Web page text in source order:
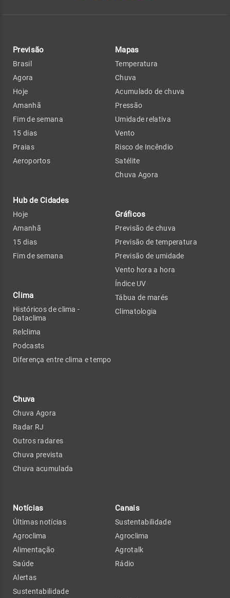
Previsão
Brasil
Agora
Hoje
Amanhã
Fim de semana
15 dias
Praias
Aeroportos
Hub de Cidades
Hoje
Amanhã
15 dias
Fim de semana
Clima
Históricos de clima -
Dataclima
Relclima
Podcasts
Diferença entre clima e tempo
Chuva
Chuva Agora
Radar RJ
Outros radares
Chuva prevista
Chuva acumulada
Mapas
Temperatura
Chuva
Acumulado de chuva
Pressão
Umidade relativa
Vento
Risco de Incêndio
Satélite
Chuva Agora
Gráficos
Previsão de chuva
Previsão de temperatura
Previsão de umidade
Vento hora a hora
Índice UV
Tábua de marés
Climatologia
Notícias
Últimas notícias
Agroclima
Alimentação
Saúde
Alertas
Sustentabilidade
Canais
Sustentabilidade
Agroclima
Agrotalk
Rádio